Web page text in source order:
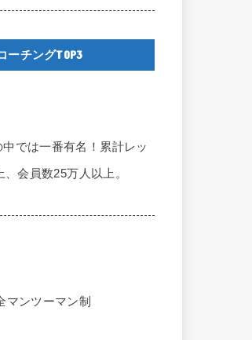
ーチングTOP3
では一番有名！累計レッ
会員数25万人以上。
マンツーマン制